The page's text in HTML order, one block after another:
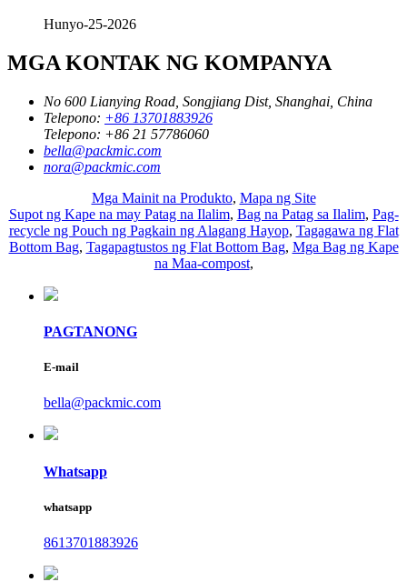
Hunyo-25-2026
MGA KONTAK NG KOMPANYA
No 600 Lianying Road, Songjiang Dist, Shanghai, China
Telepono: +86 13701883926
Telepono: +86 21 57786060
bella@packmic.com
nora@packmic.com
Mga Mainit na Produkto, Mapa ng Site
Supot ng Kape na may Patag na Ilalim, Bag na Patag sa Ilalim, Pag-
recycle ng Pouch ng Pagkain ng Alagang Hayop, Tagagawa ng Flat
Bottom Bag, Tagapagtustos ng Flat Bottom Bag, Mga Bag ng Kape
na Maa-compost,
PAGTANONG
E-mail
bella@packmic.com
Whatsapp
whatsapp
8613701883926